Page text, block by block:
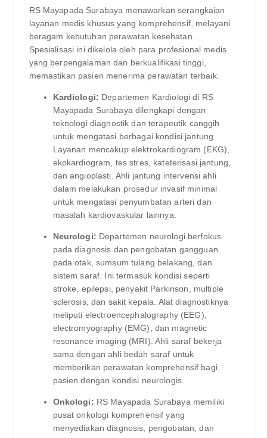
RS Mayapada Surabaya menawarkan serangkaian
layanan medis khusus yang komprehensif, melayani
beragam kebutuhan perawatan kesehatan.
Spesialisasi ini dikelola oleh para profesional medis
yang berpengalaman dan berkualifikasi tinggi,
memastikan pasien menerima perawatan terbaik.
Kardiologi: Departemen Kardiologi di RS
Mayapada Surabaya dilengkapi dengan
teknologi diagnostik dan terapeutik canggih
untuk mengatasi berbagai kondisi jantung.
Layanan mencakup elektrokardiogram (EKG),
ekokardiogram, tes stres, kateterisasi jantung,
dan angioplasti. Ahli jantung intervensi ahli
dalam melakukan prosedur invasif minimal
untuk mengatasi penyumbatan arteri dan
masalah kardiovaskular lainnya.
Neurologi: Departemen neurologi berfokus
pada diagnosis dan pengobatan gangguan
pada otak, sumsum tulang belakang, dan
sistem saraf. Ini termasuk kondisi seperti
stroke, epilepsi, penyakit Parkinson, multiple
sclerosis, dan sakit kepala. Alat diagnostiknya
meliputi electroencephalography (EEG),
electromyography (EMG), dan magnetic
resonance imaging (MRI). Ahli saraf bekerja
sama dengan ahli bedah saraf untuk
memberikan perawatan komprehensif bagi
pasien dengan kondisi neurologis.
Onkologi: RS Mayapada Surabaya memiliki
pusat onkologi komprehensif yang
menyediakan diagnosis, pengobatan, dan